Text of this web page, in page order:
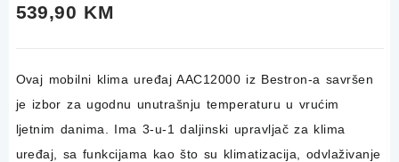
539,90 KM
Ovaj mobilni klima uređaj AAC12000 iz Bestron-a savršen
je izbor za ugodnu unutrašnju temperaturu u vrućim
ljetnim danima. Ima 3-u-1 daljinski upravljač za klima
uređaj, sa funkcijama kao što su klimatizacija, odvlaživanje